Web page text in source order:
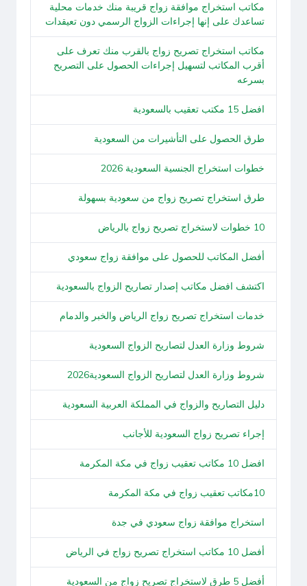
مكاتب استخراج موافقة زواج قريبة منك خدمات محلية
تساعدك على إنها إجراءات الزواج الرسمي دون تعيقدات
مكاتب استخراج تصريح زواج بالقرب منك تعرف على
أقرب المكاتب لتسهيل إجراءات الحصول على التصريح
بسرعه
افضل 15 مكتب تعقيب بالسعودية
طرق الحصول على التأشيرات من السعودية
خطوات استخراج الجنسية السعودية 2026
طرق استخراج تصريح زواج من سعودية بسهولة
10 خطوات لاستخراج تصريح زواج بالرياض
أفضل المكاتب للحصول على موافقة زواج سعودي
اكتشف افضل مكاتب إصدار تصاريح الزواج بالسعودية
خدمات استخراج تصريح زواج الرياض والخبر والدمام
شروط وزارة العدل لتصاريح الزواج السعودية
شروط وزارة العدل لتصاريح الزواج السعودية2026
دليل التصاريح والزواج في المملكة العربية السعودية
إجراء تصريح زواج السعودية للأجانب
افضل 10 مكاتب تعقيب زواج في مكة المكرمة
10مكاتب تعقيب زواج في مكة المكرمة
استخراج موافقة زواج سعودي في جدة
أفضل 10 مكاتب استخراج تصريح زواج في الرياض
أفضل 5 طرق لاستخراج تصريح زواج من السعودية